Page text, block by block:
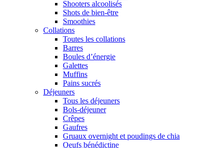
Shooters alcoolisés
Shots de bien-être
Smoothies
Collations
Toutes les collations
Barres
Boules d’énergie
Galettes
Muffins
Pains sucrés
Déjeuners
Tous les déjeuners
Bols-déjeuner
Crêpes
Gaufres
Gruaux overnight et poudings de chia
Oeufs bénédictine